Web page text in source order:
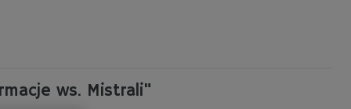
ws. Mistrali"